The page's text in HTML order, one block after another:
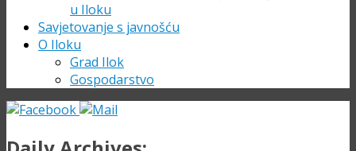
u Iloku
Savjetovanje s javnošću
O Iloku
Grad Ilok
Gospodarstvo